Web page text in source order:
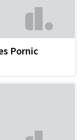
Pornic